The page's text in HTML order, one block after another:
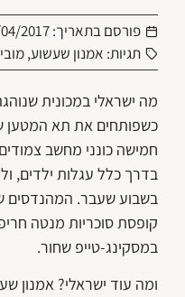
פורסם בתאריך:2017
תגיות: אמנון שעשוע,
מה ישראלי במכונית
כשפותחים את תא המטען
חמישה כונני מחשב
בדרך כלל עגלות ילדים,
בשבוע שעבר. המהנדסים
קופסת סוכריות מנטה
במסקינג-טייפ שחור.
ומה עוד ישראלי? אמנון